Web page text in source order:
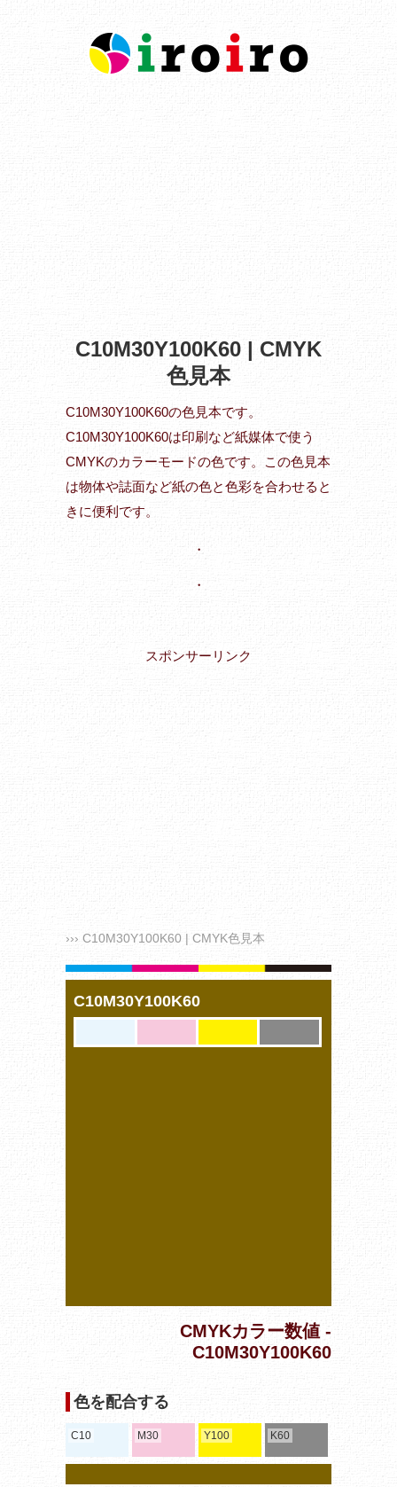
C10M30Y100K60 | CMYK
色見本
C10M30Y100K60の色見本です。
C10M30Y100K60は印刷など紙媒体で使う
CMYKのカラーモードの色です。この色見本
は物体や誌面など紙の色と色彩を合わせると
きに便利です。
・
・
スポンサーリンク
››› C10M30Y100K60 | CMYK色見本
C10M30Y100K60
CMYKカラー数値 -
C10M30Y100K60
色を配合する
C10 M30 Y100 K60